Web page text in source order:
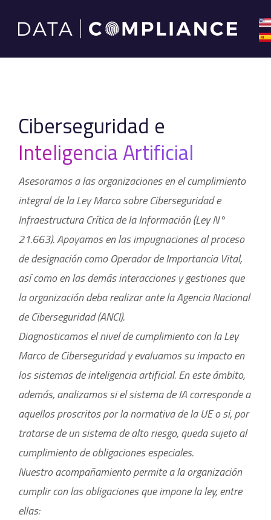
Ciberseguridad e
Inteligencia Artificial
Asesoramos a las organizaciones en el cumplimiento
integral de la Ley Marco sobre Ciberseguridad e
Infraestructura Crítica de la Información (Ley N°
21.663). Apoyamos en las impugnaciones al proceso
de designación como Operador de Importancia Vital,
así como en las demás interacciones y gestiones que
la organización deba realizar ante la Agencia Nacional
de Ciberseguridad (ANCI).
Diagnosticamos el nivel de cumplimiento con la Ley
Marco de Ciberseguridad y evaluamos su impacto en
los sistemas de inteligencia artificial. En este ámbito,
además, analizamos si el sistema de IA corresponde a
aquellos proscritos por la normativa de la UE o si, por
tratarse de un sistema de alto riesgo, queda sujeto al
cumplimiento de obligaciones especiales.
Nuestro acompañamiento permite a la organización
cumplir con las obligaciones que impone la ley, entre
ellas: